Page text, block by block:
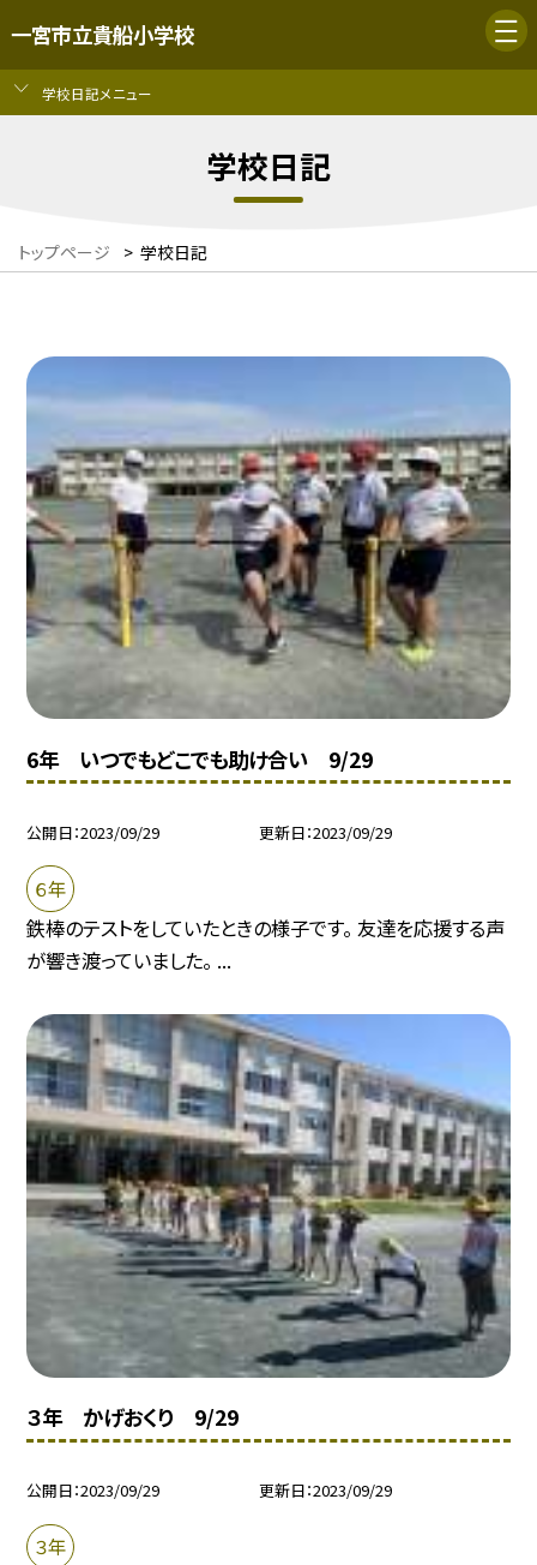
一宮市立貴船小学校
学校日記メニュー
学校日記
トップページ > 学校日記
6年 いつでもどこでも助け合い 9/29
公開日 2023/09/29 更新日 2023/09/29
６年
鉄棒のテストをしていたときの様子です。 友達を応援する声
が響き渡っていました。 ...
３年 かげおくり 9/29
公開日 2023/09/29 更新日 2023/09/29
３年